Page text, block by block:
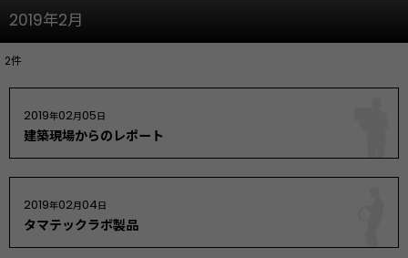
2019年2月
2件
2019年02月05日
建築現場からのレポート
2019年02月04日
タマテックラボ製品